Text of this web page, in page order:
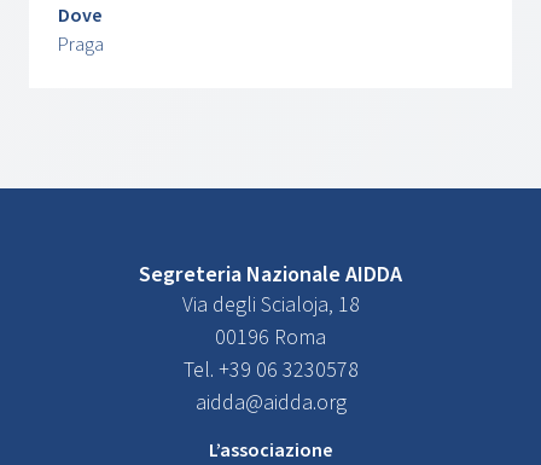
Dove
Praga
Segreteria Nazionale AIDDA
Via degli Scialoja, 18
00196 Roma
Tel. +39 06 3230578
aidda@aidda.org
L’associazione